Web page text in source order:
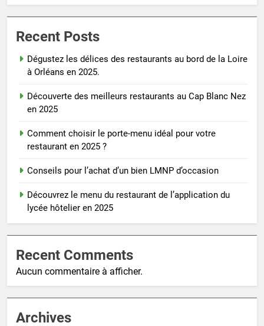
Recent Posts
Dégustez les délices des restaurants au bord de la Loire
à Orléans en 2025.
Découverte des meilleurs restaurants au Cap Blanc Nez
en 2025
Comment choisir le porte-menu idéal pour votre
restaurant en 2025 ?
Conseils pour l’achat d’un bien LMNP d’occasion
Découvrez le menu du restaurant de l’application du
lycée hôtelier en 2025
Recent Comments
Aucun commentaire à afficher.
Archives